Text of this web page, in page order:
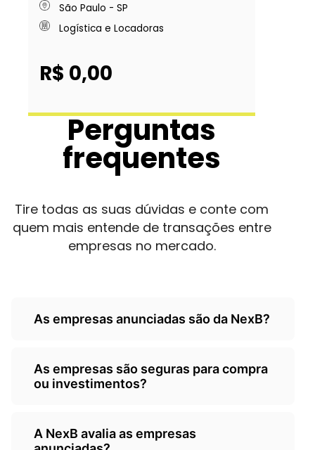
São Paulo - SP
Logística e Locadoras
R$ 0,00
Perguntas
frequentes
Tire todas as suas dúvidas e conte com
quem mais entende de transações entre
empresas no mercado.
As empresas anunciadas são da NexB?
Não, as empresas são de
terceiros/empresarios e a Nexb atua
As empresas são seguras para compra
ou investimentos?
A NexB é responsável por ceder o seu
classificados para anunciantes, não sendo
A NexB avalia as empresas